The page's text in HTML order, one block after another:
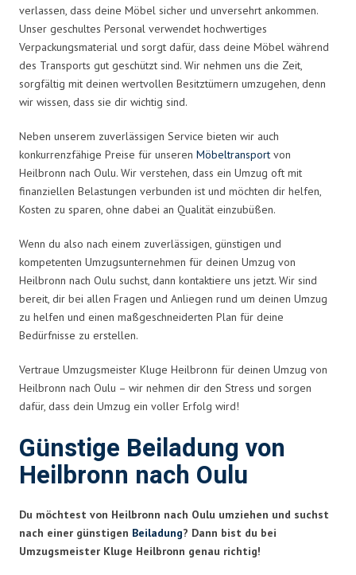
verlassen, dass deine Möbel sicher und unversehrt ankommen.
Unser geschultes Personal verwendet hochwertiges
Verpackungsmaterial und sorgt dafür, dass deine Möbel während
des Transports gut geschützt sind. Wir nehmen uns die Zeit,
sorgfältig mit deinen wertvollen Besitztümern umzugehen, denn
wir wissen, dass sie dir wichtig sind.
Neben unserem zuverlässigen Service bieten wir auch
konkurrenzfähige Preise für unseren Möbeltransport von
Heilbronn nach Oulu. Wir verstehen, dass ein Umzug oft mit
finanziellen Belastungen verbunden ist und möchten dir helfen,
Kosten zu sparen, ohne dabei an Qualität einzubüßen.
Wenn du also nach einem zuverlässigen, günstigen und
kompetenten Umzugsunternehmen für deinen Umzug von
Heilbronn nach Oulu suchst, dann kontaktiere uns jetzt. Wir sind
bereit, dir bei allen Fragen und Anliegen rund um deinen Umzug
zu helfen und einen maßgeschneiderten Plan für deine
Bedürfnisse zu erstellen.
Vertraue Umzugsmeister Kluge Heilbronn für deinen Umzug von
Heilbronn nach Oulu – wir nehmen dir den Stress und sorgen
dafür, dass dein Umzug ein voller Erfolg wird!
Günstige Beiladung von
Heilbronn nach Oulu
Du möchtest von Heilbronn nach Oulu umziehen und suchst
nach einer günstigen Beiladung? Dann bist du bei
Umzugsmeister Kluge Heilbronn genau richtig!